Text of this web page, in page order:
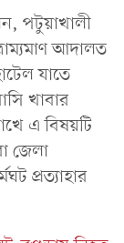
পটুয়াখালী
আদালত
যাতে
খাবার
এ বিষয়টি
জেলা
প্রত্যাহার